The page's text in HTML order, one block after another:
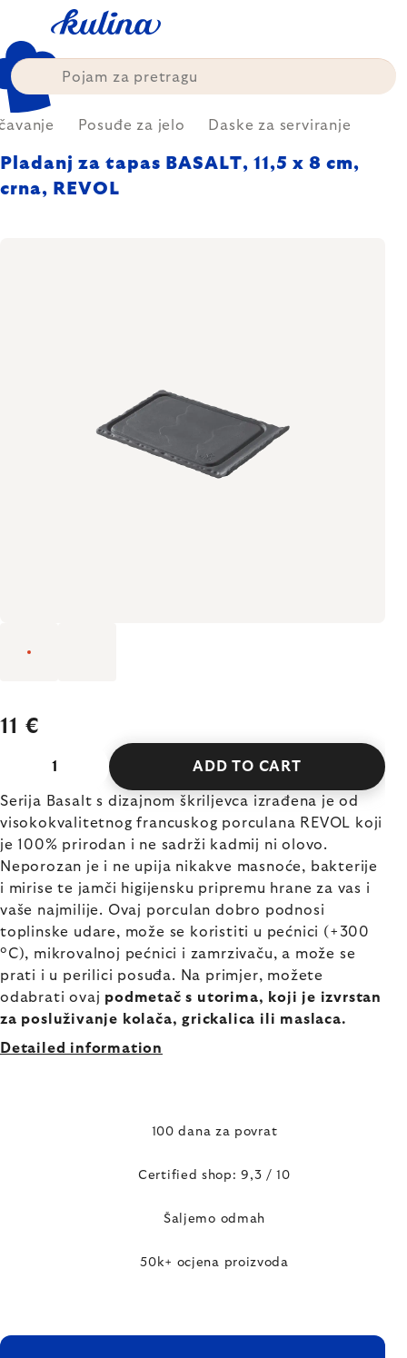
content
Posuđe za jelo Daske za serviranje
Pladanj za tapas BASALT, 11,5 x 8 cm,
crna, REVOL
11 €
ADD TO CART
Serija Basalt s dizajnom škriljevca izrađena je od
visokokvalitetnog francuskog porculana REVOL koji
je 100% prirodan i ne sadrži kadmij ni olovo.
Neporozan je i ne upija nikakve masnoće, bakterije
i mirise te jamči higijensku pripremu hrane za vas i
vaše najmilije. Ovaj porculan dobro podnosi
toplinske udare, može se koristiti u pećnici (+300
°C), mikrovalnoj pećnici i zamrzivaču, a može se
prati i u perilici posuđa. Na primjer, možete
odabrati ovaj podmetač s utorima, koji je izvrstan
za posluživanje kolača, grickalica ili maslaca.
Detailed information
100 dana za povrat
Certified shop: 9,3 / 10
Šaljemo odmah
50k+ ocjena proizvoda
FOOTER